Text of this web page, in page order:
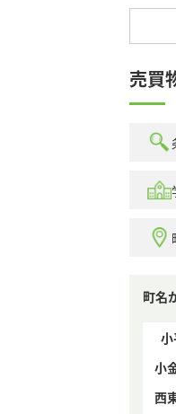
売買
町名
小
西